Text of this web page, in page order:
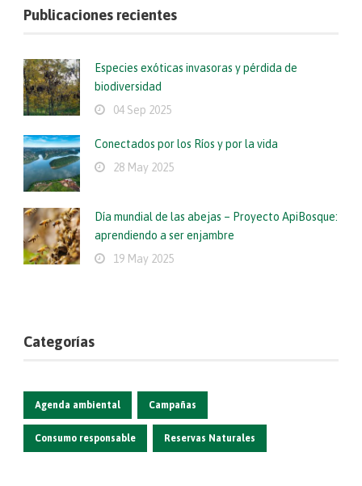
Publicaciones recientes
Especies exóticas invasoras y pérdida de
biodiversidad
04 Sep 2025
Conectados por los Ríos y por la vida
28 May 2025
Día mundial de las abejas – Proyecto ApiBosque:
aprendiendo a ser enjambre
19 May 2025
Categorías
Agenda ambiental Campañas
Consumo responsable Reservas Naturales